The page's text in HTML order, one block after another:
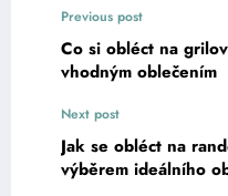
Previous post
Co si obléct na
vhodným oblečením
Next post
Jak se obléct na
výběrem ideálního